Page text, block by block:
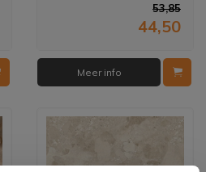
53,85
44,50
Meer info